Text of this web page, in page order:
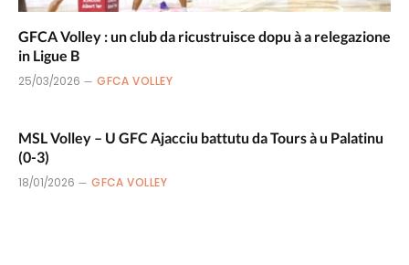
GFCA Volley : un club da ricustruisce dopu à a relegazione
in Ligue B
25/03/2026 GFCA VOLLEY
MSL Volley – U GFC Ajacciu battutu da Tours à u Palatinu
(0-3)
18/01/2026 GFCA VOLLEY